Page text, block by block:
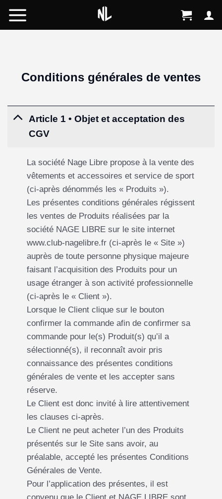
content
Conditions générales de ventes
Article 1 • Objet et acceptation des
CGV
La société Nage Libre propose à la vente des
vêtements et accessoires et service de sport
(ci-après dénommés les « Produits »).
Les présentes conditions générales régissent
les ventes de Produits réalisées par la
société NAGE LIBRE sur le site internet
www.club-nagelibre.fr (ci-après le « Site »)
auprès de toute personne physique majeure
faisant l’acquisition des Produits pour un
usage étranger à son activité professionnelle
(ci-après le « Client »).
Lorsque le Client clique sur le bouton
confirmer la commande afin de confirmer sa
commande pour le(s) Produit(s) qu’il a
sélectionné(s), il reconnaît avoir pris
connaissance des présentes conditions
générales de vente et les accepter sans
réserve.
Le Client est donc invité à lire attentivement
les clauses ci-après.
Le Client ne peut acheter l’un des Produits
présentés sur le Site sans avoir, au
préalable, accepté les présentes Conditions
Générales de Vente.
Pour l’application des présentes, il est
convenu que le Client et NAGE LIBRE sont